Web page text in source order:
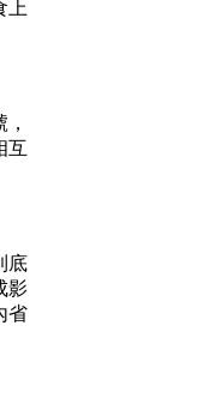
上
互
底
影
省